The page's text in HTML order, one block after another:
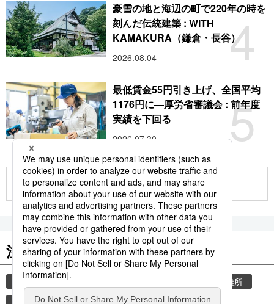
4
豪雪の地と海辺の町で220年の時を
刻んだ伝統建築 : WITH
KAMAKURA（鎌倉・長谷）
2026.08.04
5
最低賃金55円引き上げ、全国平均
1176円に―厚労省審議会 : 前年度
実績を下回る
2026.07.30
もっと見る
注目のキーワード
共同通信ニュース
避難所